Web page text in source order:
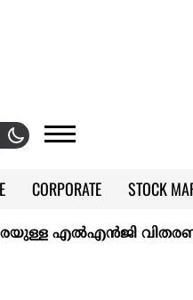
CORPORATE
STOCK
എൽഎൻജി വിതരണം